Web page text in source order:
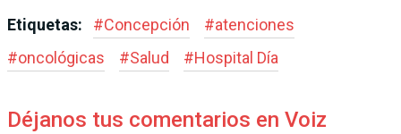
Etiquetas: #Concepción #atenciones
#oncológicas #Salud #Hospital Día
Déjanos tus comentarios en Voiz